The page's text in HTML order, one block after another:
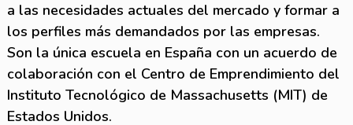
a las necesidades actuales del mercado y formar a
los perfiles más demandados por las empresas.
Son la única escuela en España con un acuerdo de
colaboración con el Centro de Emprendimiento del
Instituto Tecnológico de Massachusetts (MIT) de
Estados Unidos.